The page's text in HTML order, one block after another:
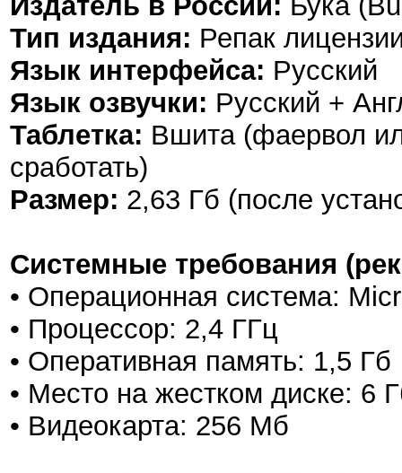
Тип издания: Репак
Язык интерфейса: Русский
Язык озвучки: Русский +
Таблетка: Вшита (фаервол
сработать)
Размер: 2,63 Гб (после
Системные требования
• Операционная система:
• Процессор: 2,4 ГГц
• Оперативная память: 1,5 Гб
• Место на жестком диске: 6
• Видеокарта: 256 Мб